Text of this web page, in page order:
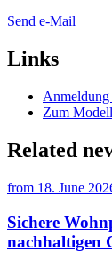
Send e-Mail
Links
Anmeldung
Zum
Related
from 18. June
Sichere
nachhaltigen